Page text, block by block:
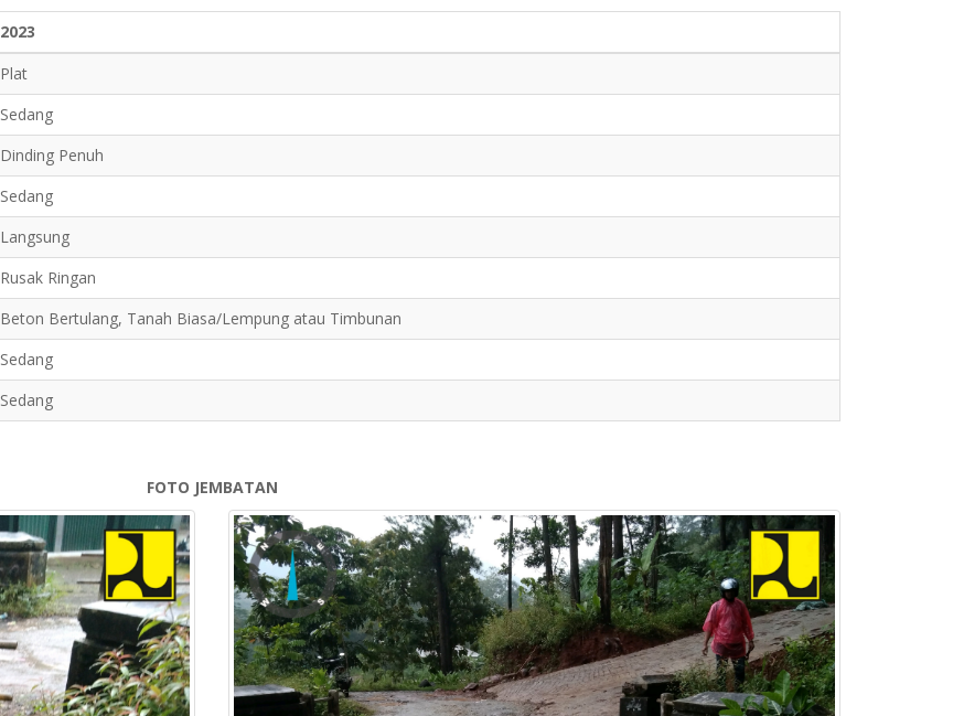
2023
Plat
Sedang
Dinding Penuh
Sedang
Langsung
Rusak Ringan
Beton Bertulang, Tanah Biasa/Lempung atau Timbunan
Sedang
Sedang
FOTO JEMBATAN